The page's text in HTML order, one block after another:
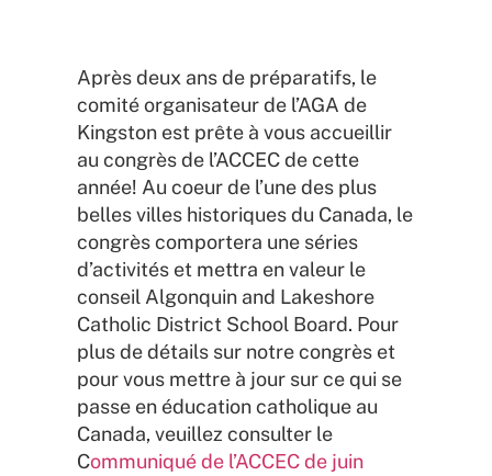
Après deux ans de préparatifs, le
comité organisateur de l’AGA de
Kingston est prête à vous accueillir
au congrès de l’ACCEC de cette
année! Au coeur de l’une des plus
belles villes historiques du Canada, le
congrès comportera une séries
d’activités et mettra en valeur le
conseil Algonquin and Lakeshore
Catholic District School Board. Pour
plus de détails sur notre congrès et
pour vous mettre à jour sur ce qui se
passe en éducation catholique au
Canada, veuillez consulter le
Communiqué de l’ACCEC de juin